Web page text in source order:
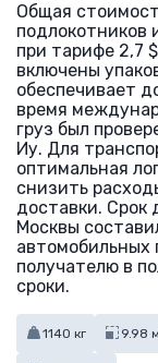
Общая
подлокотников
при тарифе 2,7
включены
обеспечивает
время
груз был
Иу. Для
оптимальная
снизить
доставки. Срок
Москвы
автомобильных
получателю в
сроки.
1140 кг 9.98